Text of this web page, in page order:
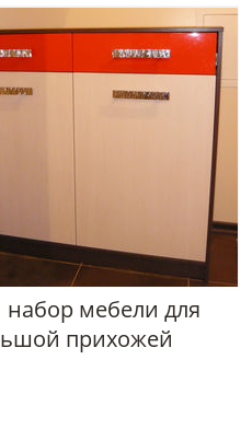
мебели для
прихожей